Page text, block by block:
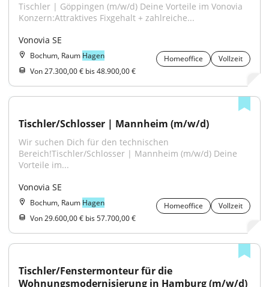
Tischler | Göppingen (m/w/d) Deine Vorteile im Vonovia
Konzern:Attraktives Fixgehalt + zahlreiche...
Vonovia SE
Bochum, Raum Hagen Homeoffice
Vollzeit
Von 27.300,00 € bis 48.900,00 €
Tischler/Schlosser | Mannheim (m/w/d)
Wir suchen Dich für den technischen
Bereich!Tischler/Schlosser | Mannheim (m/w/d) Deine
Vorteile im...
Vonovia SE
Bochum, Raum Hagen Homeoffice
Vollzeit
Von 29.600,00 € bis 57.700,00 €
Tischler/Fenstermonteur für die
Wohnungsmodernisierung in Hamburg (m/w/d)